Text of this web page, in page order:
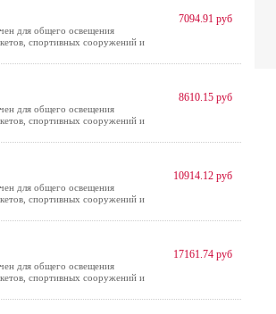
для общего освещения
спортивных сооружений и
7094.91 руб
для общего освещения
спортивных сооружений и
8610.15 руб
для общего освещения
спортивных сооружений и
10914.12 руб
для общего освещения
спортивных сооружений и
17161.74 руб